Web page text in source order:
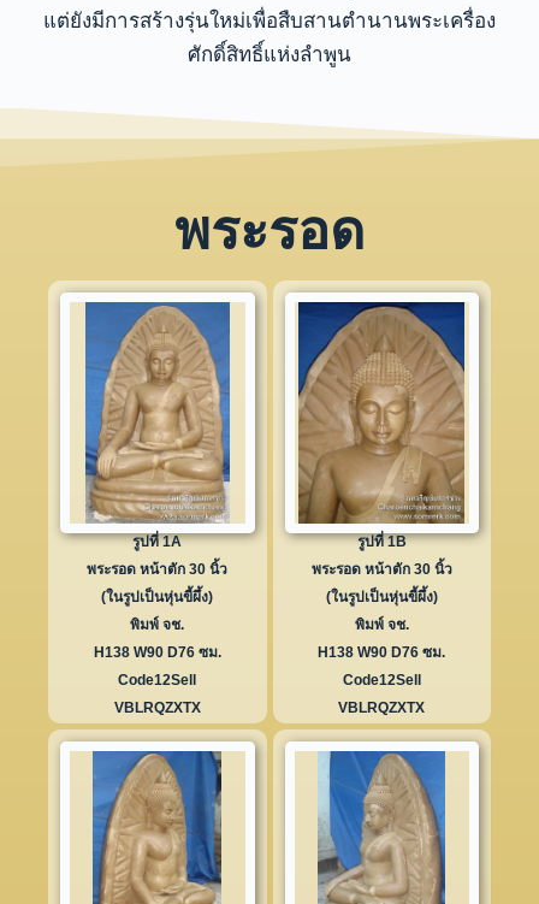
แต่ยังมีการสร้างรุ่นใหม่เพื่อสืบสานตำนานพระเครื่อง
ศักดิ์สิทธิ์แห่งลำพูน
พระรอด
รูปที่ 1A
พระรอด หน้าตัก 30 นิ้ว
(ในรูปเป็นหุ่นขี้ผึ้ง)
พิมพ์ จช.
H138 W90 D76 ซม.
Code12Sell
VBLRQZXTX
รูปที่ 1B
พระรอด หน้าตัก 30 นิ้ว
(ในรูปเป็นหุ่นขี้ผึ้ง)
พิมพ์ จช.
H138 W90 D76 ซม.
Code12Sell
VBLRQZXTX